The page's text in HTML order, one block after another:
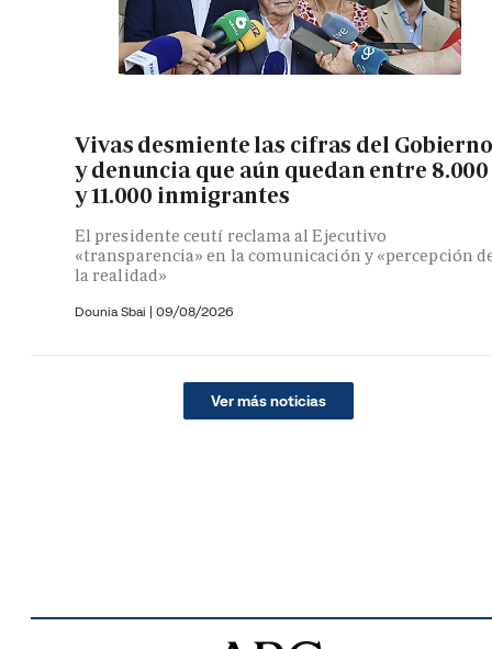
Vivas desmiente las cifras del
y denuncia que aún quedan entre 8.000
y 11.000 inmigrantes
El presidente ceutí reclama al Ejecutivo
«transparencia» en la comunicación y «percepción
la realidad»
Dounia Sbai | 09/08/2026
Ver más noticias